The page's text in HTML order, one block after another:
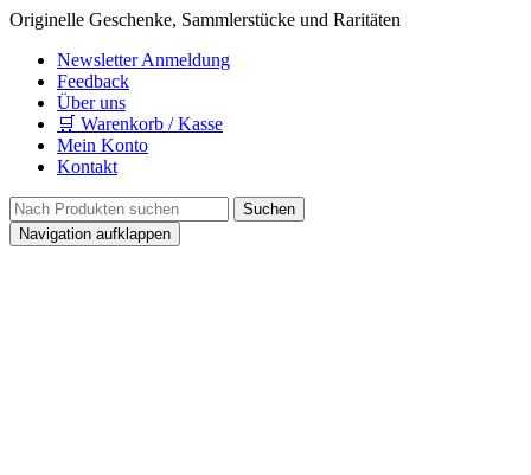
Originelle Geschenke, Sammlerstücke und Raritäten
Newsletter Anmeldung
Feedback
Über uns
🛒 Warenkorb / Kasse
Mein Konto
Kontakt
Navigation aufklappen